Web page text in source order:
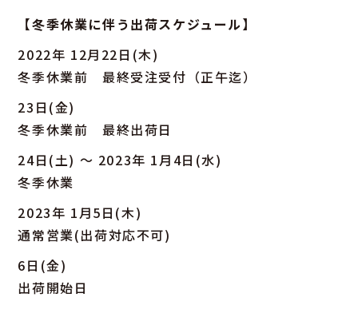
【冬季休業に伴う出荷スケジュール】
2022年 12月22日(木)
冬季休業前 最終受注受付（正午迄）
23日(金)
冬季休業前 最終出荷日
24日(土) ～ 2023年 1月4日(水)
冬季休業
2023年 1月5日(木)
通常営業(出荷対応不可)
6日(金)
出荷開始日